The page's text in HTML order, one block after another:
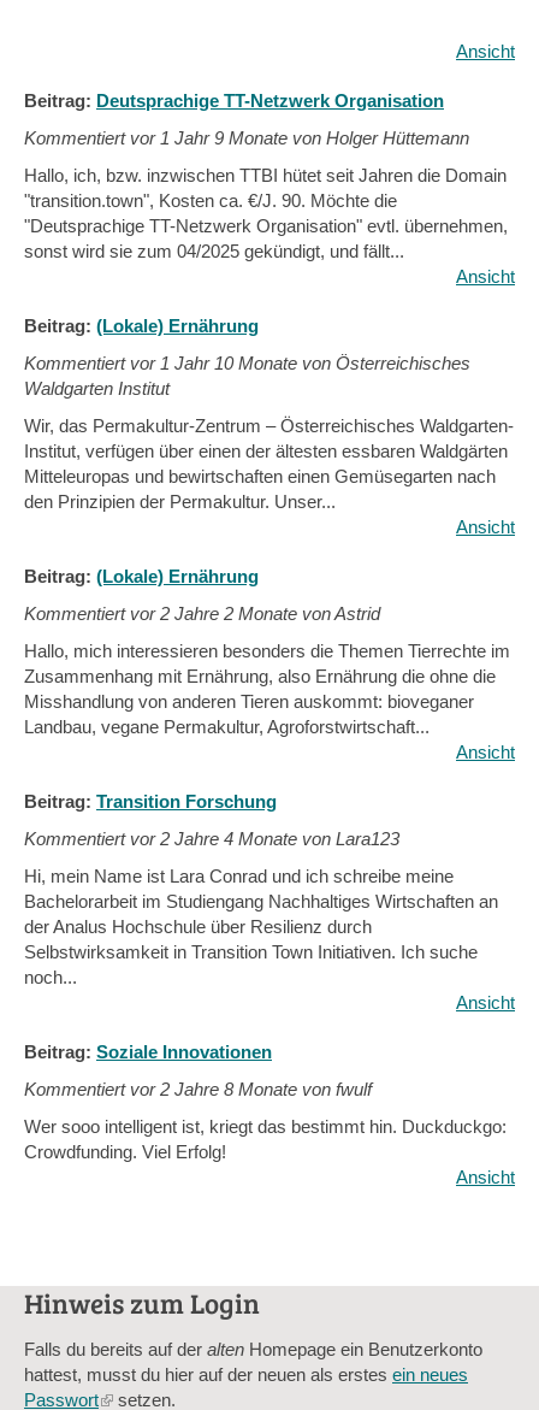
Ansicht
Beitrag: Deutsprachige TT-Netzwerk Organisation
Kommentiert vor 1 Jahr 9 Monate von Holger Hüttemann
Hallo, ich, bzw. inzwischen TTBI hütet seit Jahren die Domain
"transition.town", Kosten ca. €/J. 90. Möchte die
"Deutsprachige TT-Netzwerk Organisation" evtl. übernehmen,
sonst wird sie zum 04/2025 gekündigt, und fällt...
Ansicht
Beitrag: (Lokale) Ernährung
Kommentiert vor 1 Jahr 10 Monate von Österreichisches
Waldgarten Institut
Wir, das Permakultur-Zentrum – Österreichisches Waldgarten-
Institut, verfügen über einen der ältesten essbaren Waldgärten
Mitteleuropas und bewirtschaften einen Gemüsegarten nach
den Prinzipien der Permakultur. Unser...
Ansicht
Beitrag: (Lokale) Ernährung
Kommentiert vor2 Jahre 2 Monate von Astrid
Hallo, mich interessieren besonders die Themen Tierrechte im
Zusammenhang mit Ernährung, also Ernährung die ohne die
Misshandlung von anderen Tieren auskommt: bioveganer
Landbau, vegane Permakultur, Agroforstwirtschaft...
Ansicht
Beitrag: Transition Forschung
Kommentiert vor2 Jahre 4 Monate von Lara123
Hi, mein Name ist Lara Conrad und ich schreibe meine
Bachelorarbeit im Studiengang Nachhaltiges Wirtschaften an
der Analus Hochschule über Resilienz durch
Selbstwirksamkeit in Transition Town Initiativen. Ich suche
noch...
Ansicht
Beitrag: Soziale Innovationen
Kommentiert vor2 Jahre 8 Monate von fwulf
Wer sooo intelligent ist, kriegt das bestimmt hin. Duckduckgo:
Crowdfunding. Viel Erfolg!
Ansicht
Hinweis zum Login
Falls du bereits auf der alten Homepage ein Benutzerkonto
hattest, musst du hier auf der neuen als erstes ein neues
Passwort(linksetzen.